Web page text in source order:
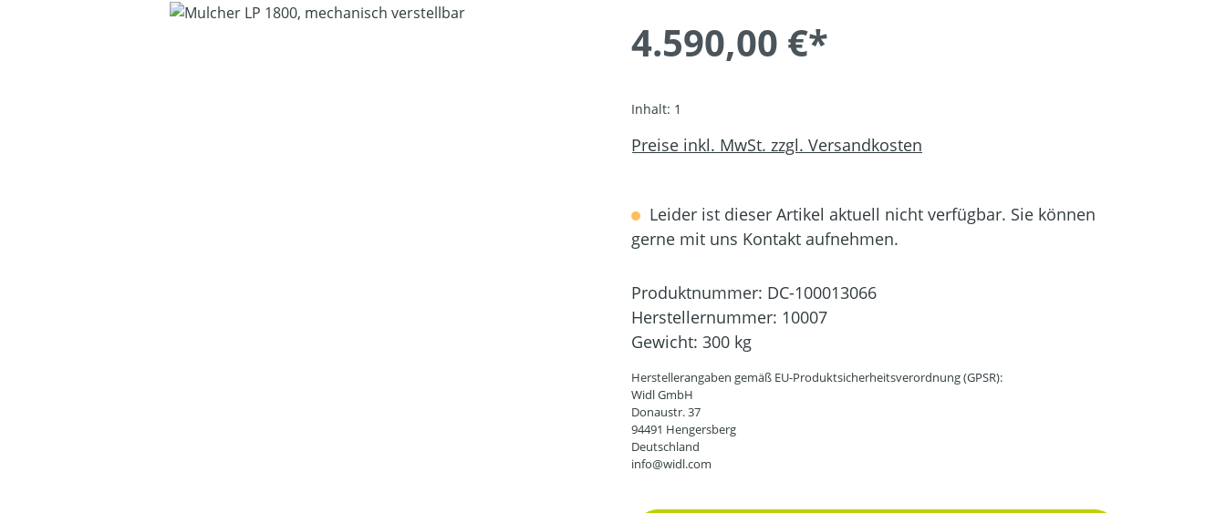
Bildergalerie überspringen
4.590,00 €*
Inhalt: 1
Preise inkl. MwSt. zzgl. Versandkosten
Leider ist dieser Artikel aktuell nicht verfügbar. Sie können
gerne mit uns Kontakt aufnehmen.
Produktnummer: DC-100013066
Herstellernummer: 10007
Gewicht: 300 kg
Herstellerangaben gemäß EU-Produktsicherheitsverordnung (GPSR):
Widl GmbH
Donaustr. 37
94491 Hengersberg
Deutschland
info@widl.com